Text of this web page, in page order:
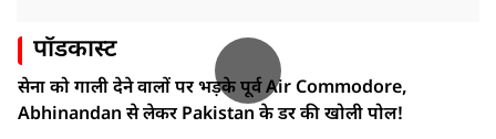
पॉडकास्ट
सेना को गाली देने वालों पर भड़के पूर्व Air Commodore,
Abhinandan से लेकर Pakistan के डर की खोली पोल!